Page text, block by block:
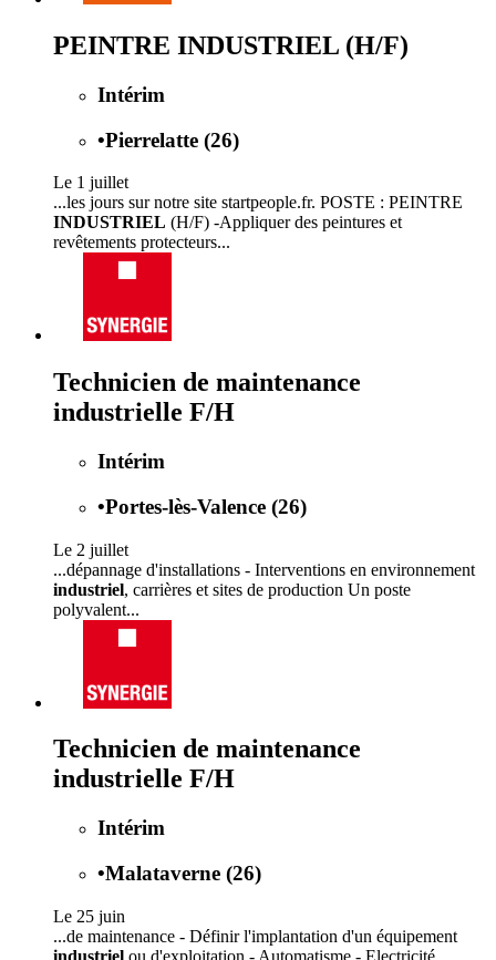
PEINTRE INDUSTRIEL (H/F)
Intérim
•Pierrelatte (26)
Le 1 juillet
...les jours sur notre site startpeople.fr. POSTE : PEINTRE
INDUSTRIEL (H/F) -Appliquer des peintures et
revêtements protecteurs...
Technicien de maintenance
industrielle F/H
Intérim
•Portes-lès-Valence (26)
Le 2 juillet
...dépannage d'installations - Interventions en environnement
industriel, carrières et sites de production Un poste
polyvalent...
Technicien de maintenance
industrielle F/H
Intérim
•Malataverne (26)
Le 25 juin
...de maintenance - Définir l'implantation d'un équipement
industriel ou d'exploitation - Automatisme - Electricité